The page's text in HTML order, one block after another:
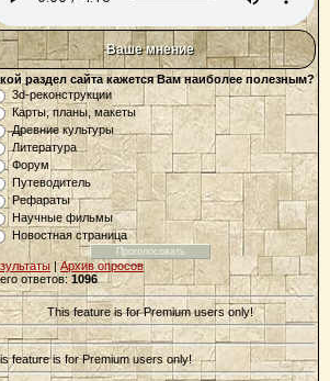
Ваше мнение
раздел сайта кажется Вам наиболее полезным?
3d-реконструкции
Карты, планы, макеты
Древние культуры
Литература
Форум
Путеводитель
Рефараты
Научные фильмы
Новостная страница
|Архив опросов
ответов: 1096
This feature is for Premium users only!
feature is for Premium users only!